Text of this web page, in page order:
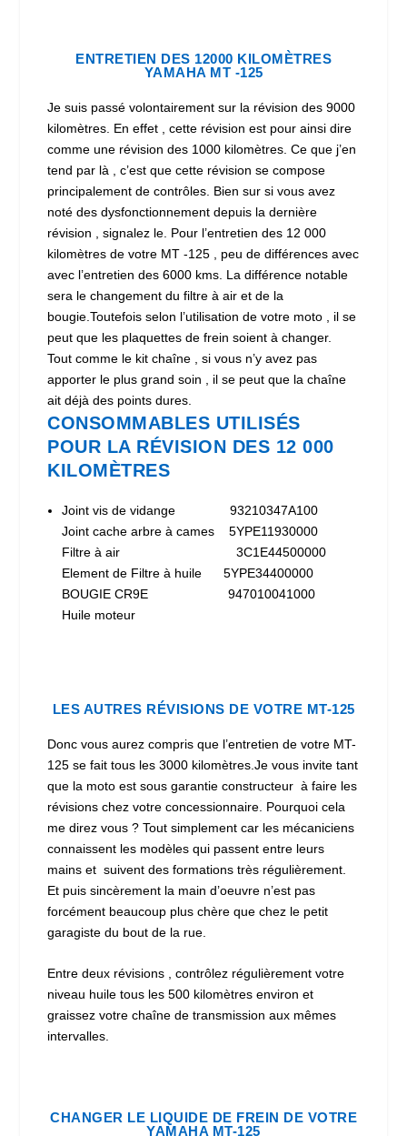
ENTRETIEN DES 12000 KILOMÈTRES
YAMAHA MT -125
Je suis passé volontairement sur la révision des 9000
kilomètres. En effet , cette révision est pour ainsi dire
comme une révision des 1000 kilomètres. Ce que j’en
tend par là , c’est que cette révision se compose
principalement de contrôles. Bien sur si vous avez
noté des dysfonctionnement depuis la dernière
révision , signalez le. Pour l’entretien des 12 000
kilomètres de votre MT -125 , peu de différences avec
avec l’entretien des 6000 kms. La différence notable
sera le changement du filtre à air et de la
bougie.Toutefois selon l’utilisation de votre moto , il se
peut que les plaquettes de frein soient à changer.
Tout comme le kit chaîne , si vous n’y avez pas
apporter le plus grand soin , il se peut que la chaîne
ait déjà des points dures.
CONSOMMABLES UTILISÉS
POUR LA RÉVISION DES 12 000
KILOMÈTRES
Joint vis de vidange 93210347A100
Joint cache arbre à cames 5YPE11930000
Filtre à air 3C1E44500000
Element de Filtre à huile 5YPE34400000
BOUGIE CR9E 947010041000
Huile moteur
LES AUTRES RÉVISIONS DE VOTRE MT-125
Donc vous aurez compris que l’entretien de votre MT-
125 se fait tous les 3000 kilomètres.Je vous invite tant
que la moto est sous garantie constructeur à faire les
révisions chez votre concessionnaire. Pourquoi cela
me direz vous ? Tout simplement car les mécaniciens
connaissent les modèles qui passent entre leurs
mains et suivent des formations très régulièrement.
Et puis sincèrement la main d’oeuvre n’est pas
forcément beaucoup plus chère que chez le petit
garagiste du bout de la rue.
Entre deux révisions , contrôlez régulièrement votre
niveau huile tous les 500 kilomètres environ et
graissez votre chaîne de transmission aux mêmes
intervalles.
CHANGER LE LIQUIDE DE FREIN DE VOTRE
YAMAHA MT-125